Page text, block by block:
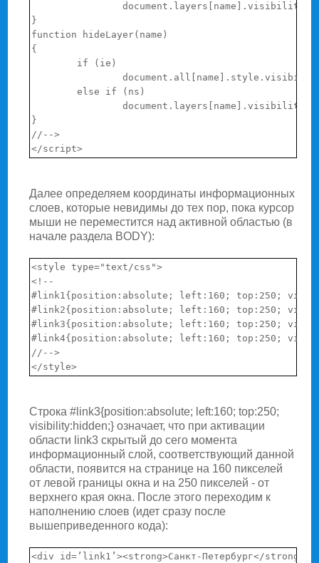
document.layers[name].visibility =
}
function hideLayer(name)
{
        if (ie)
        else if (ns)
document.layers[name].visibility =
}
//-->
Далее определяем координаты информационных
слоев, которые невидимы до тех пор, пока курсор
мыши не переместится над активной областью (в
начале раздела BODY):
<style type="text/css">
<!--
#link1{position:absolute; left:160; top:250;
#link2{position:absolute; left:160; top:250;
#link3{position:absolute; left:160; top:250;
#link4{position:absolute; left:160; top:250;
//-->
Строка #link3{position:absolute; left:160; top:250;
visibility:hidden;} означает, что при активации
области link3 скрытый до сего момента
информационный слой, соответствующий данной
области, появится на странице на 160 пикселей
от левой границы окна и на 250 пикселей - от
верхнего края окна. После этого переходим к
наполнению слоев (идет сразу после
вышеприведенного кода):
<div id=’link1’><strong>Санкт-Петербург</